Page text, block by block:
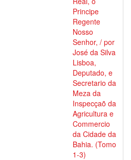
Principe
Regente
Nosso
Senhor, / por
José da Silva
Lisboa,
Deputado, e
Secretario da
Meza da
Inspecçaõ da
Agricultura e
Commercio
da Cidade da
Bahia. (Tomo
1-3)